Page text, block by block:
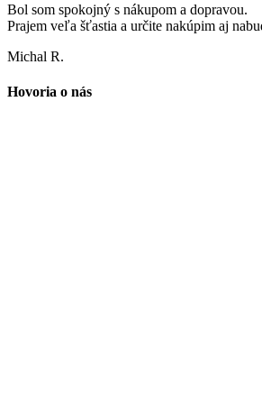
Bol som spokojný s nákupom a dopravou.
Prajem veľa šťastia a určite nakúpim aj
Michal R.
Hovoria o nás